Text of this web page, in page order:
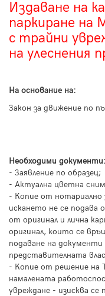
Издаване на
паркиране на
с трайни
на улеснения
На основание на:
Закон за движение по
Необходими документи:
- Заявление по образец;
- Актуална цветна
- Копие от нотариално
искането не се подава
от оригинал и лична
оригинал, които се
подаване на
представителната
- Копие от решение на
намалената
увреждане - изисква се